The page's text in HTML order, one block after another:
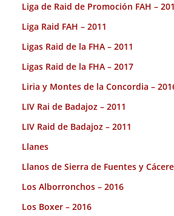
Liga de Raid de Promoción FAH –
Liga Raid FAH – 2011
Ligas Raid de la FHA – 2011
Ligas Raid de la FHA – 2017
Liria y Montes de la Concordia –
LIV Rai de Badajoz – 2011
LIV Raid de Badajoz – 2011
Llanes
Llanos de Sierra de Fuentes y
Los Alborronchos – 2016
Los Boxer – 2016